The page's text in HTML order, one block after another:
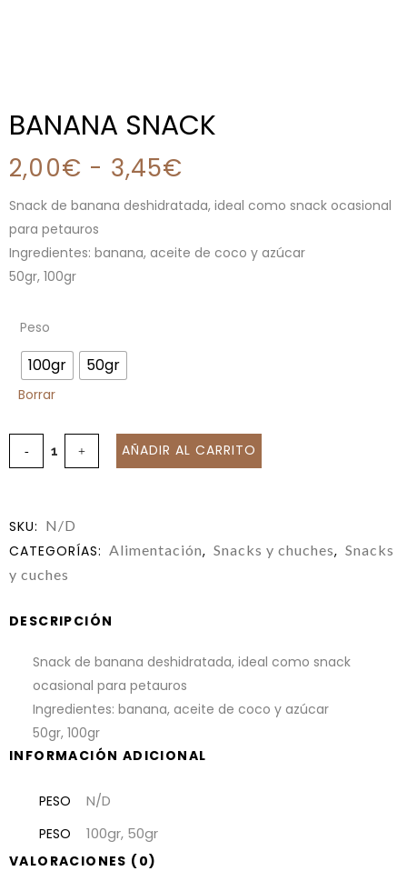
BANANA SNACK
2,00€ - 3,45€
Snack de banana deshidratada, ideal como snack ocasional
para petauros
Ingredientes: banana, aceite de coco y azúcar
50gr, 100gr
Peso
100gr 50gr
Borrar
AÑADIR AL CARRITO
SKU: N/D
CATEGORÍAS: Alimentación, Snacks y chuches, Snacks
y cuches
DESCRIPCIÓN
Snack de banana deshidratada, ideal como snack
ocasional para petauros
Ingredientes: banana, aceite de coco y azúcar
50gr, 100gr
INFORMACIÓN ADICIONAL
PESO N/D
PESO 100gr, 50gr
VALORACIONES (0)